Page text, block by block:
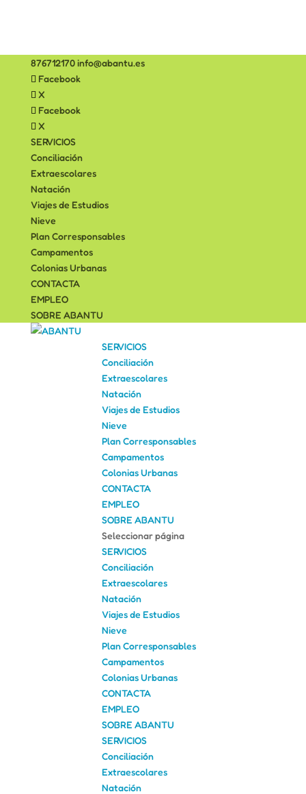
876712170info@abantu.es
Facebook
X
Facebook
X
SERVICIOS
Conciliación
Extraescolares
Natación
Viajes de Estudios
Nieve
Plan Corresponsables
Campamentos
Colonias Urbanas
CONTACTA
EMPLEO
SOBRE ABANTU
SERVICIOS
Conciliación
Extraescolares
Natación
Viajes de Estudios
Nieve
Plan Corresponsables
Campamentos
Colonias Urbanas
CONTACTA
EMPLEO
SOBRE ABANTU
Seleccionar página
SERVICIOS
Conciliación
Extraescolares
Natación
Viajes de Estudios
Nieve
Plan Corresponsables
Campamentos
Colonias Urbanas
CONTACTA
EMPLEO
SOBRE ABANTU
SERVICIOS
Conciliación
Extraescolares
Natación